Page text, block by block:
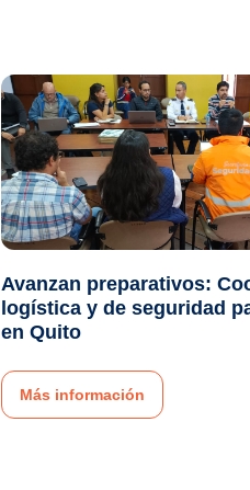
Avanzan preparativos:
logística y de seguridad
en Quito
Más información